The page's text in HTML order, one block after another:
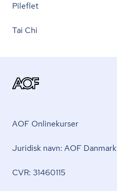
Pileflet
Tai Chi
AOF Onlinekurser
Juridisk navn: AOF Danmark
CVR: 31460115